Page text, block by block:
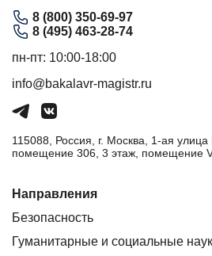
8 (800) 350-69-97
8 (495) 463-28-74
пн-пт: 10:00-18:00
info@bakalavr-magistr.ru
115088, Россия, г. Москва, 1-ая
помещение 306, 3 этаж, помещение
Направления
Безопасность
Гуманитарные и социальные